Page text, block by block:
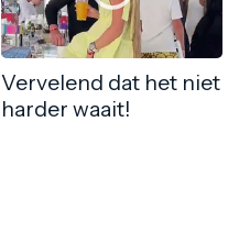
Vervelend dat het niet
harder waait!